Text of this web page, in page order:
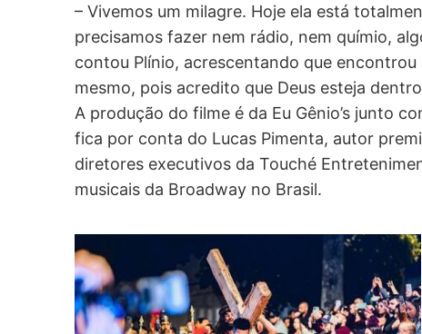
– Vivemos um milagre. Hoje ela está
precisamos fazer nem rádio, nem químio,
contou Plínio, acrescentando que
mesmo, pois acredito que Deus esteja
A produção do filme é da Eu Gênio’s junto
fica por conta do Lucas Pimenta, autor
diretores executivos da Touché
musicais da Broadway no Brasil.